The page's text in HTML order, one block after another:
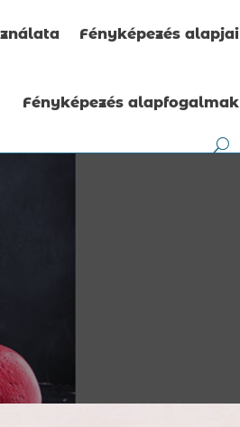
Fényképezés alapjai
Fényképezés alapfogalmak